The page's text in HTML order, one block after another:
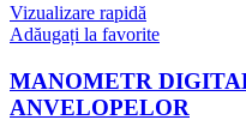
Vizualizare rapidă
Adăugați la favorite
MANOMETR
ANVELOPELOR